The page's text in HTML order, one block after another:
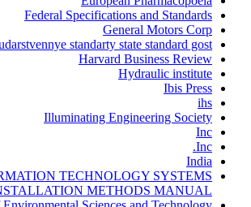
Federal Specifications and Standards
General Motors Corp
standarty state standard gost
Harvard Business Review
Hydraulic institute
Ibis Press
ihs
Illuminating Engineering Society
Inc
Inc.
India
TECHNOLOGY SYSTEMS
METHODS MANUAL